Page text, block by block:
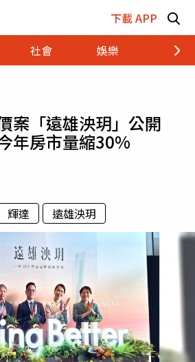
下載 APP
社會 娛樂 財經
案「遠雄泱玥」公開
年房市量縮30%
輝達 遠雄泱玥